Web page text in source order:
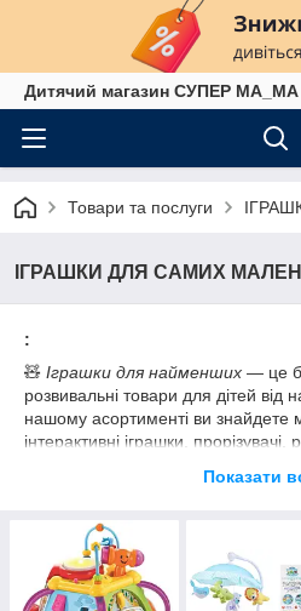
Дитячий магазин СУПЕР МА_МА
Товари та послуги
ІГРАШКИ ДЛЯ САМИХ
:
🧸 Іграшки для найменших — це
розвивальні товари для дітей від
нашому асортименті ви знайдете
інтерактивні іграшки,
не містять токсичних речовин і
✅ Безпека понад усе
✅ Розвиток з перших днів
✅ Яскраві кольори та приємні
Показати